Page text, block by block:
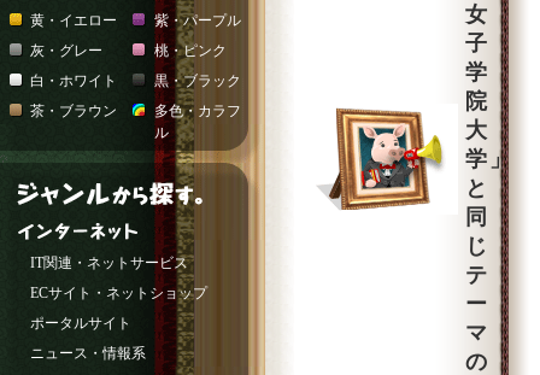
女
子
学
院
大
学」
と
同
じ
テ
ー
マ
の
黄・イエロー
紫・パープル
灰・グレー
桃・ピンク
白・ホワイト
黒・ブラック
茶・ブラウン
多色・カラフ
ル
IT関連・ネットサービス
ECサイト・ネットショップ
ポータルサイト
ニュース・情報系